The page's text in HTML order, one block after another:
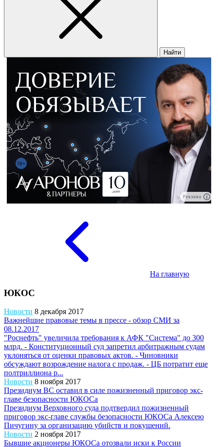
Найти
Реклама
На главную
ЮКОС
Новости 8 декабря 2017
Важнейшие правовые темы в прессе - обзор СМИ за
08.12.2017
"Роснефть" увеличила требования к АФК "Система" до 300
млрд. - Конституционный суд запретил арбитражным судам
уклоняться от оценки правовых актов. - Чиновники
обсуждают возрождение налога с продаж. - ЦБ потратит еще
полтриллиона р...
Новости 8 ноября 2017
Президиум ВС оставил в силе пожизненный приговор экс-
главе безопасности ЮКОСа
Президиум Верховного суда подтвердил пожизненный
приговор экс-главе службы безопасности ЮКОСа Алексею
Пичугину за организацию убийств и покушений.
Новости 2 ноября 2017
Бывшие акционеры ЮКОСа отозвали иски к России